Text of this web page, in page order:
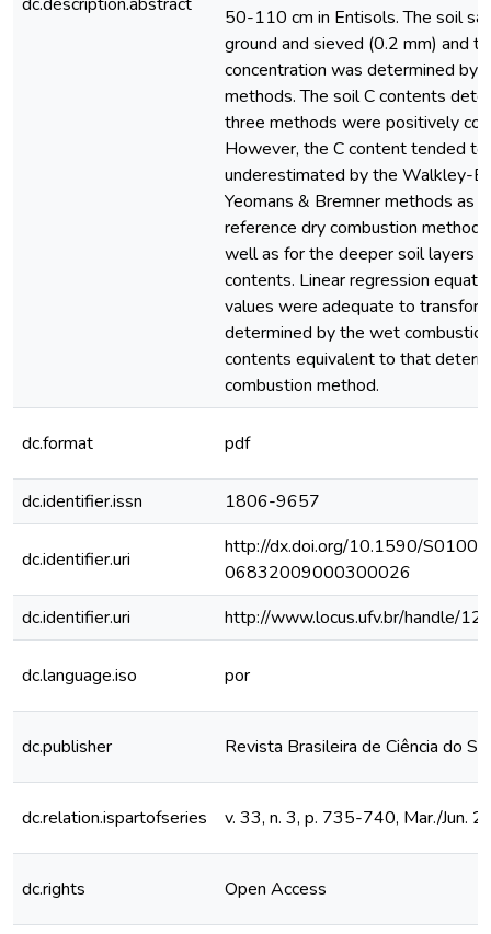
50-110 cm in Entisols. The soil
ground and sieved (0.2 mm) and
concentration was determined by
methods. The soil C contents
three methods were positively
However, the C content tended to
underestimated by the Walkley-
Yeomans & Bremner methods as
reference dry combustion method,
well as for the deeper soil layers
contents. Linear regression
values were adequate to
determined by the wet
contents equivalent to that
combustion method.
dc.format pdf
dc.identifier.issn 1806-9657
dc.identifier.uri
http://dx.doi.org/10.1590/S0100-
06832009000300026
dc.identifier.uri
http://www.locus.ufv.br/handle/
dc.language.iso por
dc.publisher Revista Brasileira de Ciência do
dc.relation.ispartofseries v. 33, n. 3, p. 735-740, Mar./Jun.
dc.rights Open Access